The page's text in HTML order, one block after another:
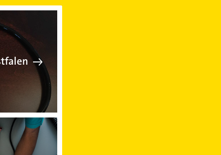
in Hamm Westfalen
in Hamm Westfalen